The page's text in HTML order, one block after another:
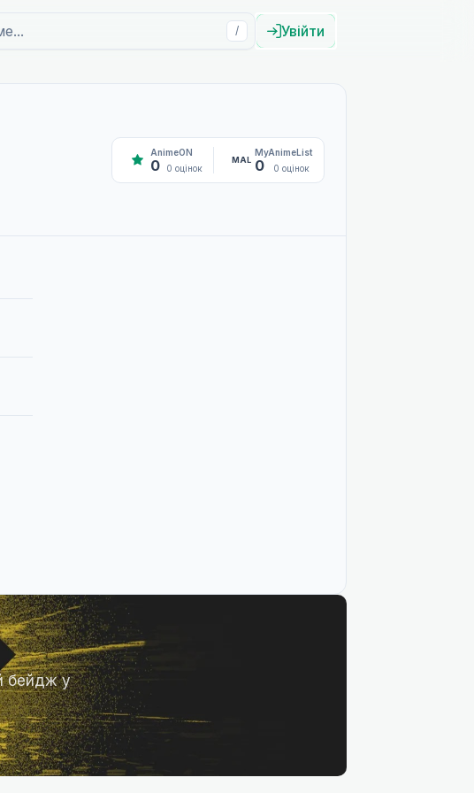
/ Увійти
AnimeON
0 0 оцінок
MAL
MyAnimeList
0 0 оцінок
бейдж у